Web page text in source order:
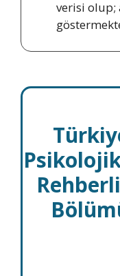
verisi olup;